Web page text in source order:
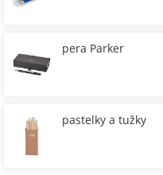
pera Parker
pastelky a tužky